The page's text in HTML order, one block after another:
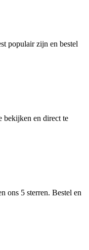
populair zijn en bestel
bekijken en direct te
ons 5 sterren. Bestel en